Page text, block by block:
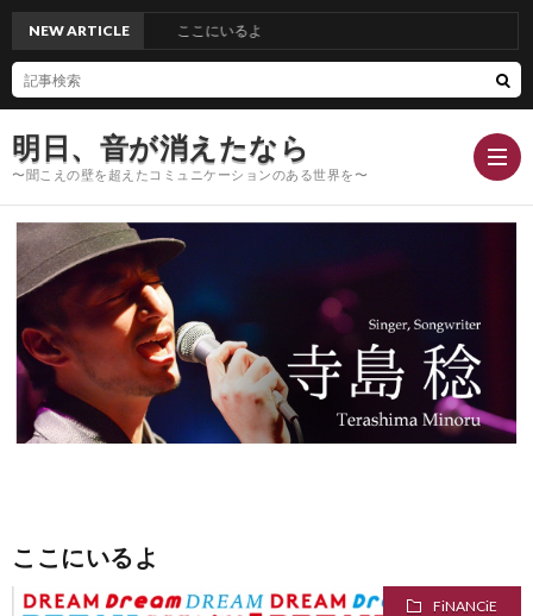
明日、音が消えたなら
〜聞こえの壁を超えたコミュニケーションのある世界を〜
Blog
NEW ARTICLEここにいるよ
ここにいるよ
FiNANCiE